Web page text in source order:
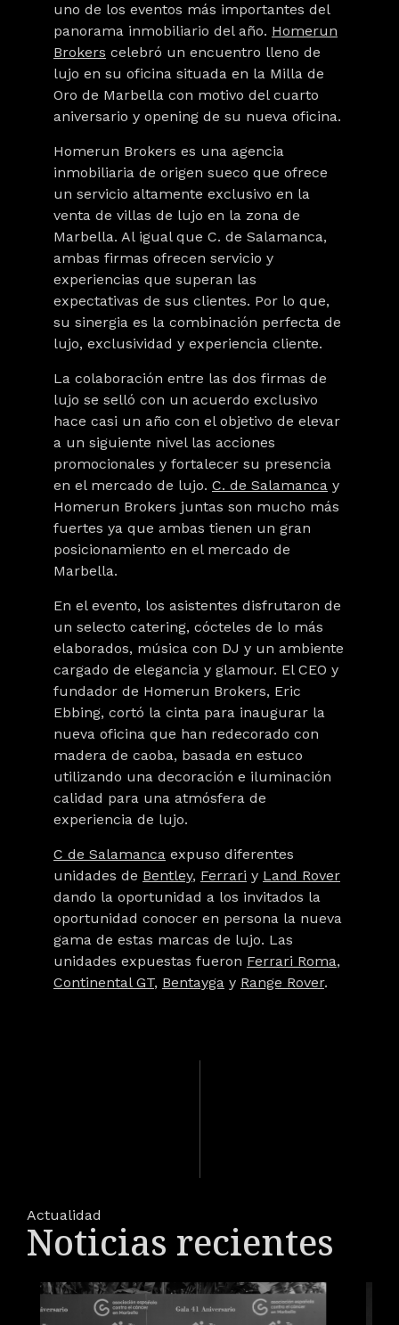
uno de los eventos más importantes del
panorama inmobiliario del año. Homerun
Brokers celebró un encuentro lleno de
lujo en su oficina situada en la Milla de
Oro de Marbella con motivo del cuarto
aniversario y opening de su nueva oficina.
Homerun Brokers es una agencia
inmobiliaria de origen sueco que ofrece
un servicio altamente exclusivo en la
venta de villas de lujo en la zona de
Marbella. Al igual que C. de Salamanca,
ambas firmas ofrecen servicio y
experiencias que superan las
expectativas de sus clientes. Por lo que,
su sinergia es la combinación perfecta de
lujo, exclusividad y experiencia cliente.
La colaboración entre las dos firmas de
lujo se selló con un acuerdo exclusivo
hace casi un año con el objetivo de elevar
a un siguiente nivel las acciones
promocionales y fortalecer su presencia
en el mercado de lujo. C. de Salamanca y
Homerun Brokers juntas son mucho más
fuertes ya que ambas tienen un gran
posicionamiento en el mercado de
Marbella.
En el evento, los asistentes disfrutaron de
un selecto catering, cócteles de lo más
elaborados, música con DJ y un ambiente
cargado de elegancia y glamour. El CEO y
fundador de Homerun Brokers, Eric
Ebbing, cortó la cinta para inaugurar la
nueva oficina que han redecorado con
madera de caoba, basada en estuco
utilizando una decoración e iluminación
calidad para una atmósfera de
experiencia de lujo.
C de Salamanca expuso diferentes
unidades de Bentley, Ferrari y Land Rover
dando la oportunidad a los invitados la
oportunidad conocer en persona la nueva
gama de estas marcas de lujo. Las
unidades expuestas fueron Ferrari Roma,
Continental GT, Bentayga y Range Rover.
Actualidad
Noticias recientes